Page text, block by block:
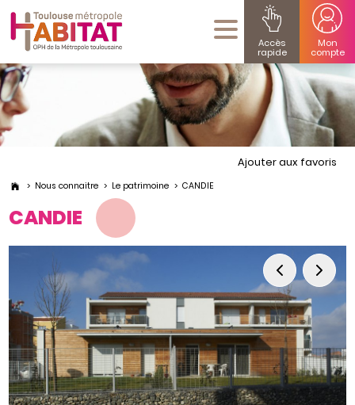
Accès
rapide
Mon
compte
Nous connaitre Le patrimoine CANDIE
Ajouter aux favoris
CANDIE